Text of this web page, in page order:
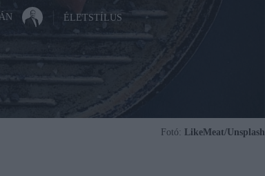
ÉLETSTÍLUS
Fotó: LikeMeat/Unsplash